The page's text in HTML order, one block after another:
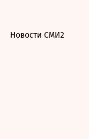
Новости СМИ2